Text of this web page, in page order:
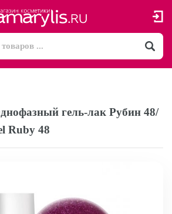
гель-лак Рубин 48/
Ruby 48